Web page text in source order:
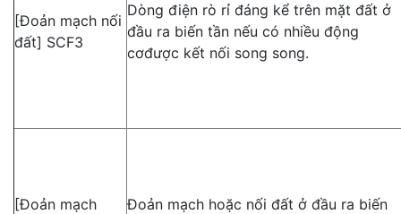
[Đoản mạch nối
đất] SCF3
Dòng điện rò rỉ đáng kể trên mặt đất ở
đầu ra biến tần nếu có nhiều động
cơđược kết nối song song.
[Đoản mạch
Đoản mạch hoặc nối đất ở đầu ra biến